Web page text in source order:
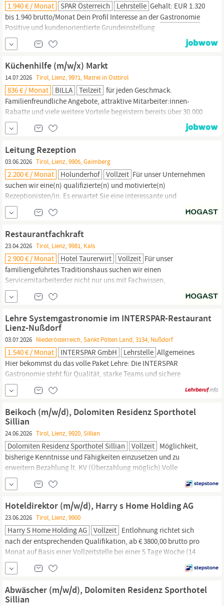
1.940 € / Monat SPAR Österreich Lehrstelle Gehalt: EUR 1.320
bis 1.940 brutto/Monat Dein Profil Interesse an derGastronomie
Positive und kundenorientierte Grundeinstellung
Lernbereitschaft, Zuverlässigkeit und Engagement Positiver
Pflichtschulabschluss Unser Angebot Top-Ausbildung: Trainings
und Schulungen in unseren SPAR-Akademie Klassen sowie
Lehrlingsworkshops Zukunftssichere
Küchenhilfe (m/w/x) Markt
14.07.2026 Tirol, Lienz, 9971, Matrei in Osttirol
836 € / Monat BILLA Teilzeit für jeden Geschmack.
Familienfreundliche Angebote, attraktive Mitarbeiter:innen-
Rabatte und viele weitere Vorteile begeistern bereits über 30.000
Mitarbeitende. Werden auch Sie Teil unserer Erfolgsgeschichte!
Dein Tätigkeitsbereich
Das erwartet dich Standort:
Leitung Rezeption
03.06.2026 Tirol, Lienz, 9905, Gaimberg
2.200 € / Monat Holunderhof Vollzeit Für unser Unternehmen
suchen wir eine(n) qualifizierte(n) und motivierte(n)
Rezeptionisten/in. Es erwartet Sie eine interessante und
verantwortungsvolle Stelle in einem eingespielten Team. Wir
bieten Ihnen eine abwechslungsreiche und herausfordernde
stehen Ihnen in unserem Hause jederzeit offen! Eine...
Restaurantfachkraft
23.04.2026 Tirol, Lienz, 9981, Kals
2.900 € / Monat Hotel Taurerwirt Vollzeit Für unser
familiengeführtes Traditionshaus suchen wir einen
Servicemitarbeiterder nicht nur uns mit Fachwissen,
Freundlichkeit und guter Betreuung beeindruckt, sondern auch
unsere vielen lieben Gäste verzaubert. Sie führen Ihre eigene
bezüglich passender Weinbegleitung und sorgen einfach dafür,
dass sich unsere...
Lehre Systemgastronomie im INTERSPAR-Restaurant
Lienz-Nußdorf
03.07.2026 Niederösterreich, Sankt Pölten Land, 3134, Nußdorf
1.540 € / Monat INTERSPAR GmbH Lehrstelle Allgemeines
Hier bekommst du das volle Paket Lehre: Die INTERSPAR
Gastronomie steht für Qualität, starke Teams und sichere
Perspektiven. In modernen Restaurants lernst du dein
Gastronomie-Handwerk
von Grund auf und übernimmst früh
Verantwortung. Geregelte Arbeitszeiten mit verlässlicher
Planung. Abends sowie an Sonn- und Feiertagen frei.
Beikoch (m/w/d), Dolomiten Residenz Sporthotel
Sillian
24.06.2026 Tirol, Lienz, 9920, Sillian
Dolomiten Residenz Sporthotel Sillian Vollzeit Möglichkeit,
bisherige Kenntnisse und Fähigkeiten einzusetzen und zu
erweitern Bezahlung lt. KV (Überzahlung möglich) Volle
Verpflegung und Unterkunft JOKR1 AT, Mit Berufserfahrung, Ohne
Berufserfahrung,
& Catering, Befristeter Vertrag, Vollzeit
Hoteldirektor (m/w/d), Harry s Home Holding AG
23.06.2026 Tirol, Lienz, 9900
Harry S Home Holding AG Vollzeit Entlohnung richtet sich
nach der entsprechenden Qualifikation, ab € 3800,00 brutto pro
Monat auf Basis einer Vollzeitstelle bei einer 5 Tage Woche (14
Gehälter lt. österreichischem Kollektivvertrag). Eintrittsdatum:
ab sofort Gehalt: 3.800,00 € brutto pro Monat (höheres Gehalt ist
je nach Qualifikation möglich) JOKR1 AT, Mit Berufserfahrung,
Ohne Berufserfahrung,Gastronomie,Hotellerie |
Abwäscher (m/w/d), Dolomiten Residenz Sporthotel
Sillian